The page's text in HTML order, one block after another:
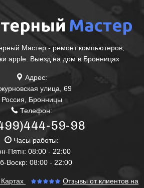
Мастер - ремонт компьютеров,
apple. Выезд на дом в Бронницах
Адрес:
улица, 69
Россия, Бронницы
Телефон:
59-98
Часы работы:
Пятн: 08:00 - 22:00
Воскр: 08:00 - 22:00
Отзывы от клиентов на